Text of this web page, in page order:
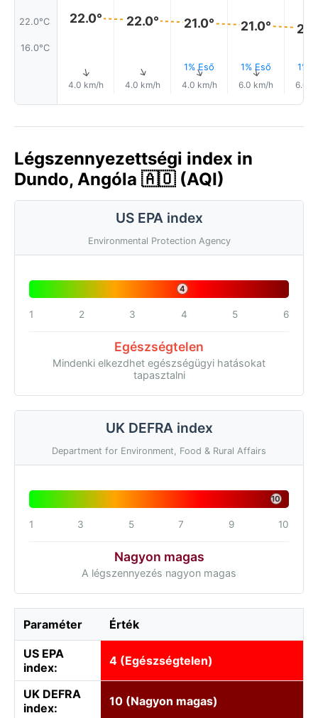
22.0°C
16.0°C
22.0°
↑
4.0 km/h
22.0°
↑
4.0 km/h
21.0°
1% Eső
↑
4.0 km/h
21.0°
1% Eső
↑
6.0 km/h
1%
6.0
Légszennyezettségi index in
Dundo, Angóla 🇦🇴 (AQI)
US EPA index
Environmental Protection Agency
4
1 2 3 4 5 6
Egészségtelen
Mindenki elkezdhet egészségügyi hatásokat
tapasztalni
UK DEFRA index
Department for Environment, Food & Rural Affairs
10
1 3 5 7 9 10
Nagyon magas
A légszennyezés nagyon magas
Paraméter Érték
US EPA
index:
4 (Egészségtelen)
UK DEFRA
index:
10 (Nagyon magas)